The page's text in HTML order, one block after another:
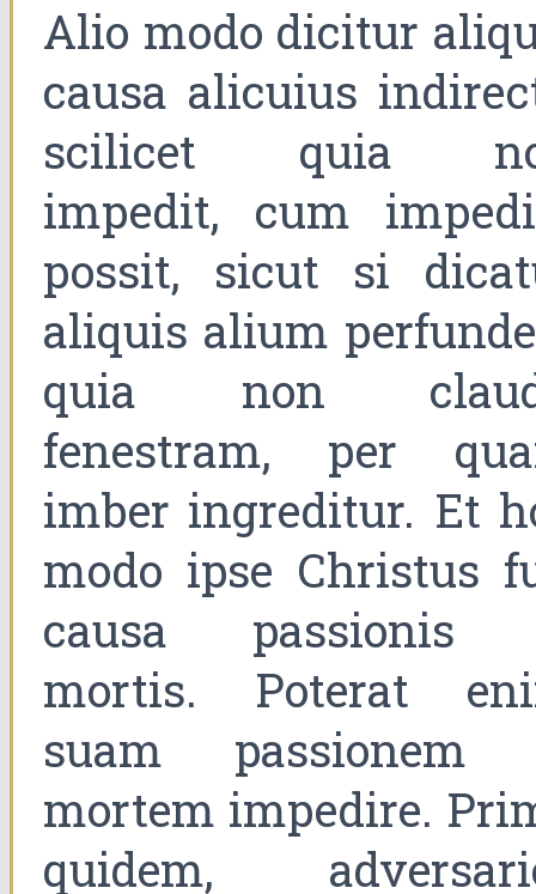
Alio modo dicitur
causa alicuius
scilicet quia
impedit, cum
possit, sicut si
aliquis alium
quia non
fenestram, per
imber ingreditur. Et
modo ipse Christus
causa passionis
mortis. Poterat
suam passionem
mortem impedire.
quidem,